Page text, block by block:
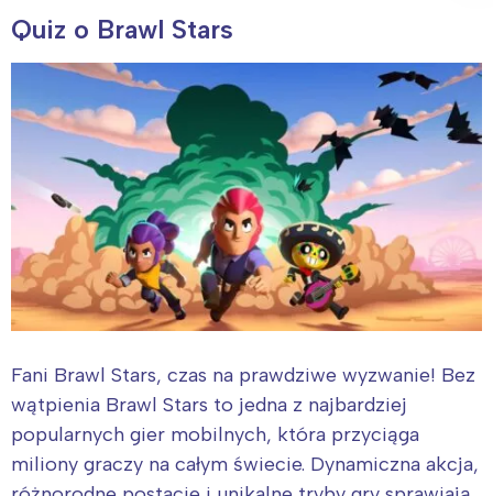
Quiz o Brawl Stars
Fani Brawl Stars, czas na prawdziwe wyzwanie! Bez
wątpienia Brawl Stars to jedna z najbardziej
popularnych gier mobilnych, która przyciąga
miliony graczy na całym świecie. Dynamiczna akcja,